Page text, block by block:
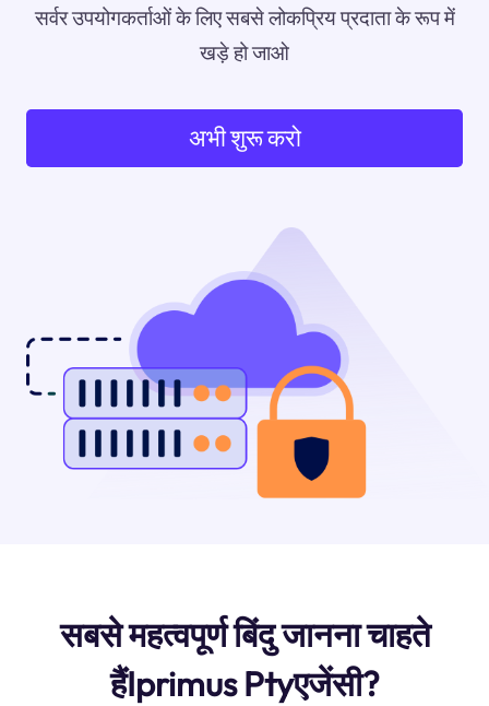
सर्वर उपयोगकर्ताओं के लिए सबसे लोकप्रिय प्रदाता के रूप में
खड़े हो जाओ
अभी शुरू करो
सबसे महत्वपूर्ण बिंदु जानना चाहते
हैंIprimus Ptyएजेंसी?